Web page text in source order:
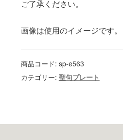
ご了承ください。
画像は使用のイメージです。
商品コード: sp-e563
カテゴリー: 聖句プレート